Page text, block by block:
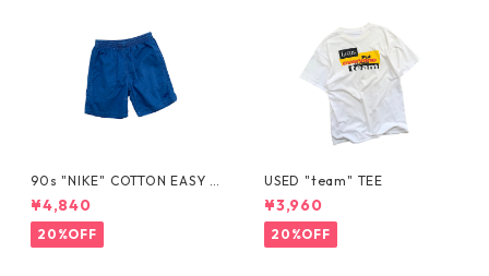
90s "NIKE" COTTON EASY S
HORTS
¥4,840
20%OFF
USED "team" TEE
¥3,960
20%OFF